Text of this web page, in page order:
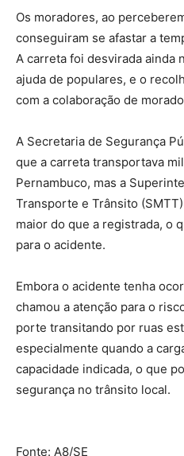
Os moradores, ao
conseguiram se afastar a
A carreta foi desvirada ainda
ajuda de populares, e o
com a colaboração de
A Secretaria de Segurança
que a carreta transportava
Pernambuco, mas a
Transporte e Trânsito
maior do que a registrada, o
para o acidente.
Embora o acidente tenha
chamou a atenção para o
porte transitando por ruas
especialmente quando a
capacidade indicada, o que
segurança no trânsito local.
Fonte: A8/SE